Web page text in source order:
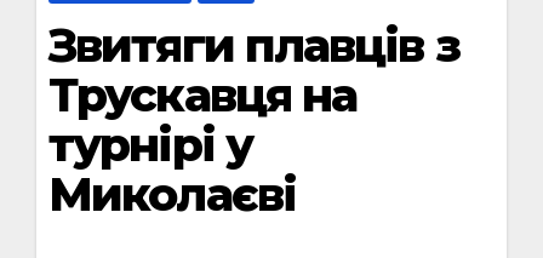
Звитяги плавців з
Трускавця на
турнірі у
Миколаєві